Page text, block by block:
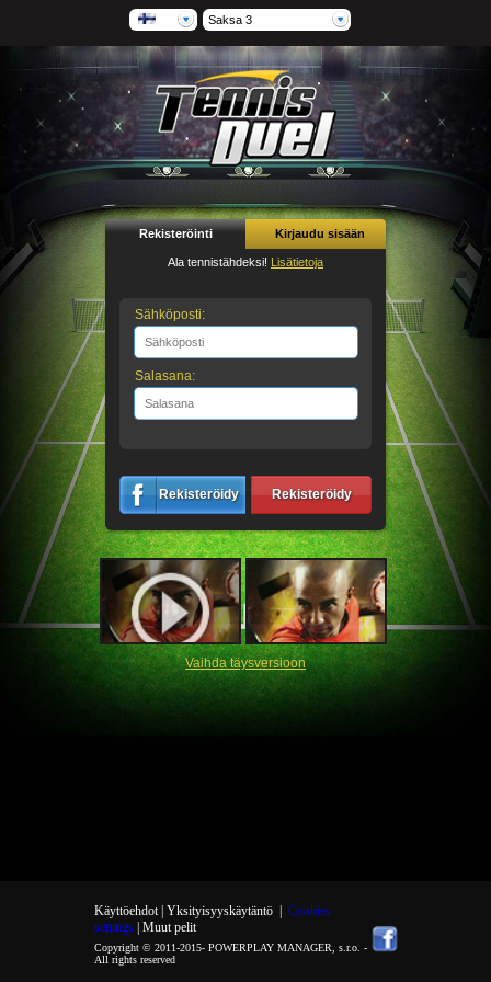
Saksa 3
Rekisteröinti Kirjaudu sisään
Ala tennistähdeksi! Lisätietoja
Sähköposti:
Salasana:
Rekisteröidy Rekisteröidy
Vaihda täysversioon
Käyttöehdot | Yksityisyyskäytäntö| Cookies
settings
| Muut pelit
Copyright © 2011-2015- POWERPLAY MANAGER, s.r.o. -
All rights reserved